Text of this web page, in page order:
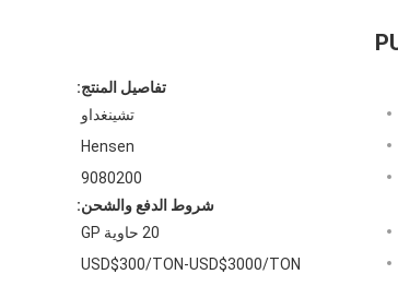
تفاصيل المنتج:
تشينغداو
Hensen
9080200
شروط الدفع والشحن:
20 حاوية GP
USD$300/TON-USD$3000/TON